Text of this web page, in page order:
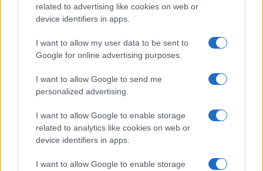
related to advertising like cookies on web or
device identifiers in apps.
I want to allow my user data to be sent to
Google for online advertising purposes.
I want to allow Google to send me
personalized advertising.
I want to allow Google to enable storage
related to analytics like cookies on web or
device identifiers in apps.
I want to allow Google to enable storage
Matrimonio Tallulah Willis: l’abito da sposa Balenciaga
e il ruolo di Demi Moore
BELLEZZA